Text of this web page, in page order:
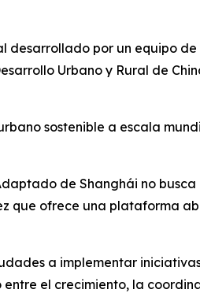
desarrollado por un equipo de
Urbano y Rural de
sostenible a escala
de Shanghái no busca
que ofrece una plataforma
a implementar
el crecimiento, la